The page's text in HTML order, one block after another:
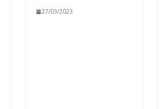
27/03/2023